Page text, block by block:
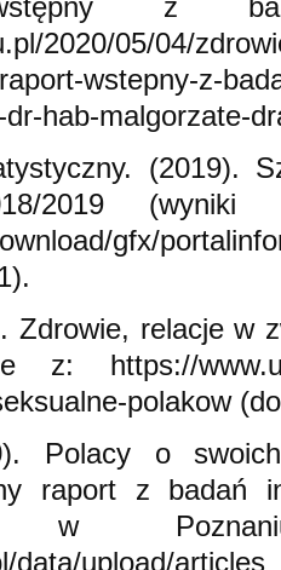
z
2020/05/04/
wstepny-z-
hab-malgorzate-
(2019).
2019
gfx/
Zdrowie, relacje w
z: https://
polakow
Polacy o
raport z badań
w
data/upload/